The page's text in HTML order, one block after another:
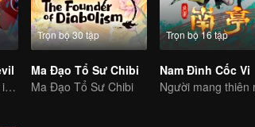
The Strongest King in the Demon World Suddenly Gets Laid Off?
Trọn bộ 30 tập
Ma Đạo Tổ Sư Chibi
Ma Đạo Tổ Sư Chibi
Trọn bộ 16 tập
Nam Đình Cốc Vi